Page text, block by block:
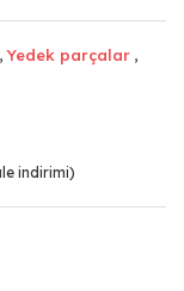
,Yedek parçalar ,
indirimi)